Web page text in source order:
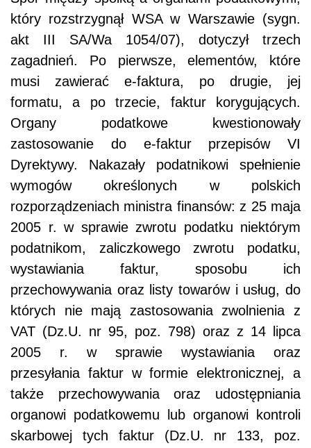
który rozstrzygnął WSA w Warszawie (sygn.
akt III SA/Wa 1054/07), dotyczył trzech
zagadnień. Po pierwsze, elementów, które
musi zawierać e-faktura, po drugie, jej
formatu, a po trzecie, faktur korygujących.
Organy podatkowe kwestionowały
zastosowanie do e-faktur przepisów VI
Dyrektywy. Nakazały podatnikowi spełnienie
wymogów określonych w polskich
rozporządzeniach ministra finansów: z 25 maja
2005 r. w sprawie zwrotu podatku niektórym
podatnikom, zaliczkowego zwrotu podatku,
wystawiania faktur, sposobu ich
przechowywania oraz listy towarów i usług, do
których nie mają zastosowania zwolnienia z
VAT (Dz.U. nr 95, poz. 798) oraz z 14 lipca
2005 r. w sprawie wystawiania oraz
przesyłania faktur w formie elektronicznej, a
także przechowywania oraz udostępniania
organowi podatkowemu lub organowi kontroli
skarbowej tych faktur (Dz.U. nr 133, poz.